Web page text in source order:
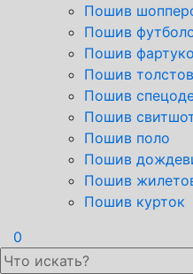
Пошив
Пошив
Пошив
Пошив
Пошив
Пошив
Пошив поло
Пошив
Пошив
Пошив курток
0